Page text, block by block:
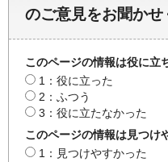
のご意見をお聞かせ
このページの情報は役に立
1：役に立った
2：ふつう
3：役に立たなかった
このページの情報は見つけ
1：見つけやすかった